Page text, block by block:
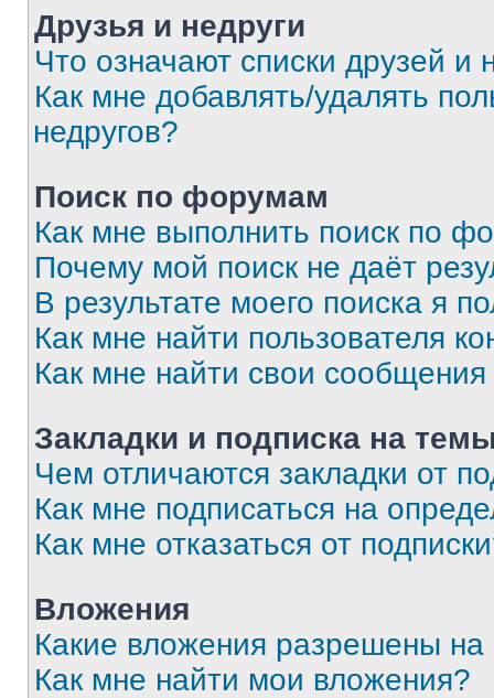
Друзья и недруги
Что означают списки друзей и
Как мне добавлять/удалять
недругов?
Поиск по форумам
Как мне выполнить поиск по
Почему мой поиск не даёт
В результате моего поиска я
Как мне найти пользователя
Как мне найти свои
Закладки и подписка на
Чем отличаются закладки от
Как мне подписаться на
Как мне отказаться от
Вложения
Какие вложения разрешены
Как мне найти мои вложения?